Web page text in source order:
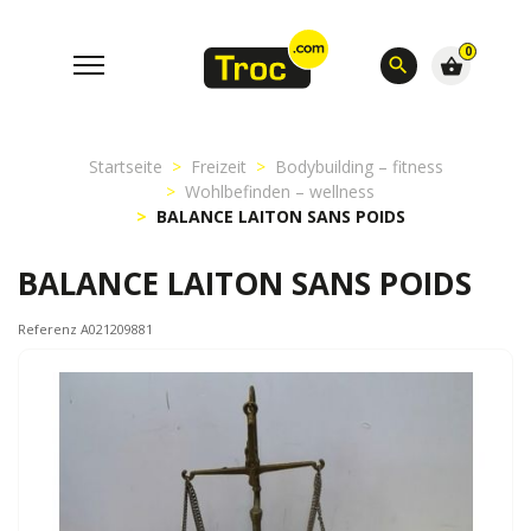
search
0
shopping_basket
Startseite Freizeit
Bodybuilding – fitness
Wohlbefinden – wellness
BALANCE LAITON SANS POIDS
BALANCE LAITON SANS POIDS
Referenz A021209881